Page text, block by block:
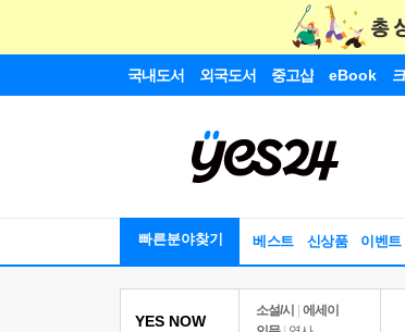
국내도서 외국도서 중고샵 eBook
빠른분야찾기 베스트 신상품 이벤트
YES NOW
소설/시
에세이